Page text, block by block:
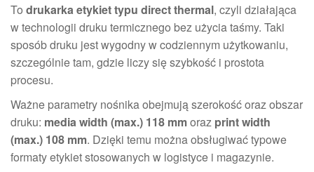
To drukarka etykiet typu direct thermal, czyli działająca
w technologii druku termicznego bez użycia taśmy. Taki
sposób druku jest wygodny w codziennym użytkowaniu,
szczególnie tam, gdzie liczy się szybkość i prostota
procesu.
Ważne parametry nośnika obejmują szerokość oraz obszar
druku: media width (max.) 118 mmoraz print width
(max.) 108 mm. Dzięki temu można obsługiwać typowe
formaty etykiet stosowanych w logistyce i magazynie.